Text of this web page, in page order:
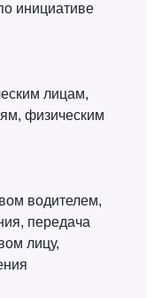
инициативе
лицам,
физическим
водителем,
передача
лицу,